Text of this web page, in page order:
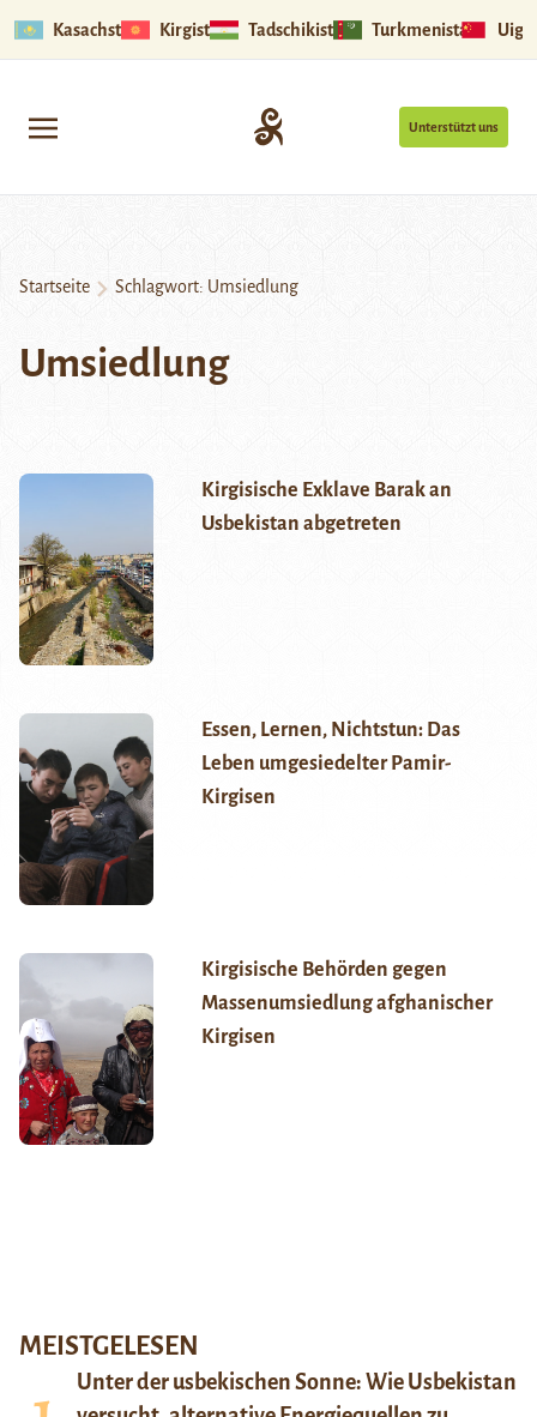
Kasachstan Kirgistan Tadschikistan Turkmenistan
Unterstützt uns
Startseite Schlagwort: Umsiedlung
Umsiedlung
Kirgisische Exklave Barak an
Usbekistan abgetreten
Essen, Lernen, Nichtstun: Das
Leben umgesiedelter Pamir-
Kirgisen
Kirgisische Behörden gegen
Massenumsiedlung afghanischer
Kirgisen
MEISTGELESEN
Unter der usbekischen Sonne: Wie Usbekistan